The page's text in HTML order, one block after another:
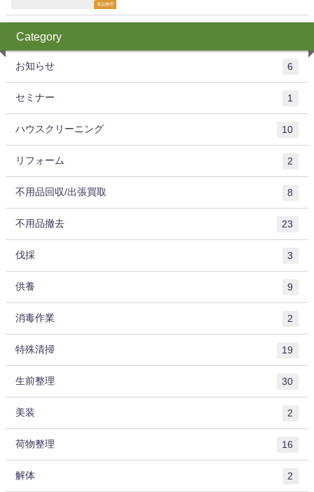
遺品整理
Category
お知らせ 6
セミナー 1
ハウスクリーニング 10
リフォーム 2
不用品回収/出張買取 8
不用品撤去 23
伐採 3
供養 9
消毒作業 2
特殊清掃 19
生前整理 30
美装 2
荷物整理 16
解体 2